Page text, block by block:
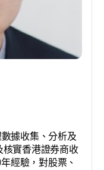
據收集、分析及
核實香港證券商收
經驗，對股票、